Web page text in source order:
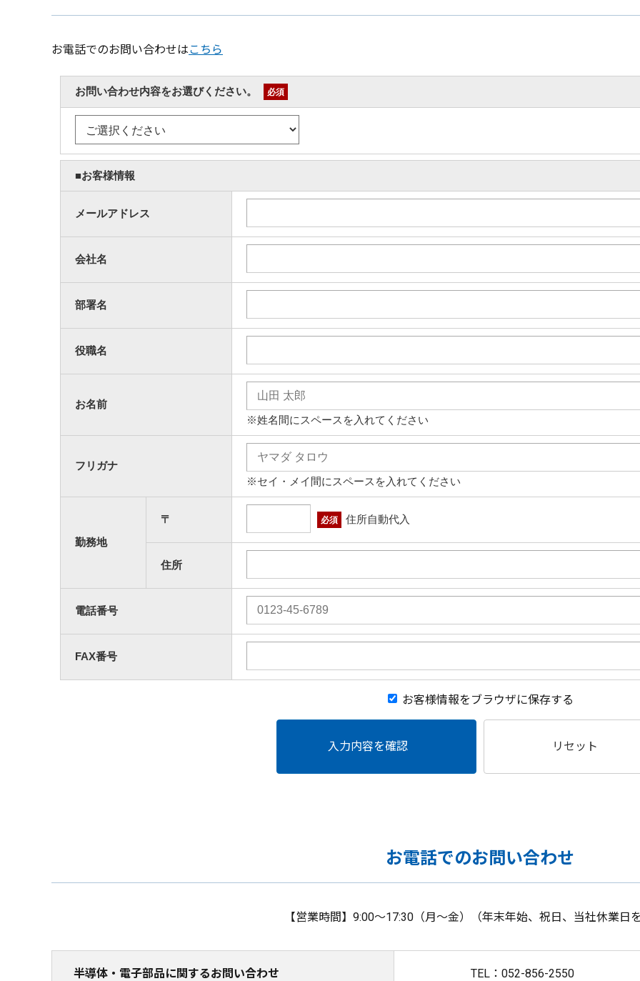
お電話でのお問い合わせはこちら
お問い合わせ内容をお選びください。 必須
■お客様情報
メールアドレス
会社名
部署名
役職名
お名前
※姓名間にスペースを入れてください
フリガナ
※セイ・メイ間にスペースを入れてください
勤務地
〒 必須 住所自動代入
住所
電話番号
FAX番号
お客様情報をブラウザに保存する
入力内容を確認 リセット
お電話でのお問い合わせ
【営業時間】9:00～17:30（月～金）（年末年始、祝日、当社休業日
半導体・電子部品に関するお問い合わせ TEL：052-856-2550